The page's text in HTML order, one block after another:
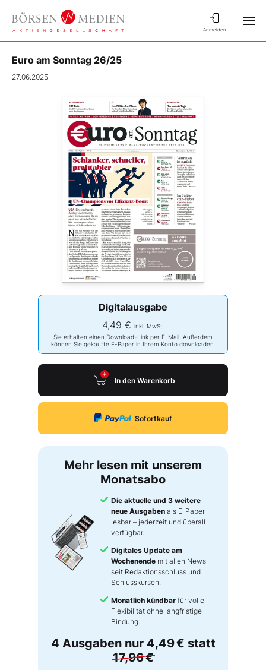
Anmelden
Euro am Sonntag 26/25
27.06.2025
Digitalausgabe
4,49 € inkl. MwSt.
Sie erhalten einen Download-Link per E-Mail. Außerdem
können Sie gekaufte E-Paper in Ihrem Konto downloaden.
In den Warenkorb
Sofortkauf
Mehr lesen mit unserem
Monatsabo
Die aktuelle und 3 weitere
neue Ausgaben als E-Paper
lesbar – jederzeit und überall
verfügbar.
Digitales Update am
Wochenende mit allen News
seit Redaktionsschluss und
Schlusskursen.
Monatlich kündbar für volle
Flexibilität ohne langfristige
Bindung.
4 Ausgaben nur 4,49 € statt
17,96 €